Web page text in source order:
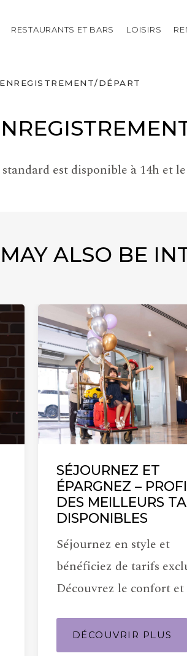
RESTAURANTS ET BARS LOISIRS
ENREGISTREMENT/DÉPART
est disponible à 14h et
ALSO BE
SÉJOURNEZ ET
ÉPARGNEZ –
DES MEILLEURS
DISPONIBLES
Séjournez en style et
bénéficiez de tarifs
Découvrez le confort et
DÉCOUVRIR PLUS